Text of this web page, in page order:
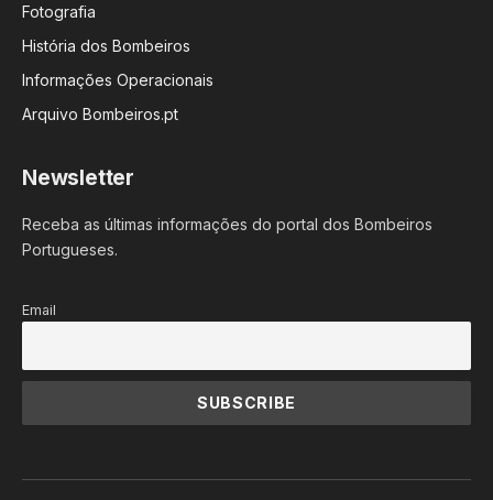
Fotografia
História dos Bombeiros
Informações Operacionais
Arquivo Bombeiros.pt
Newsletter
Receba as últimas informações do portal dos Bombeiros
Portugueses.
Email